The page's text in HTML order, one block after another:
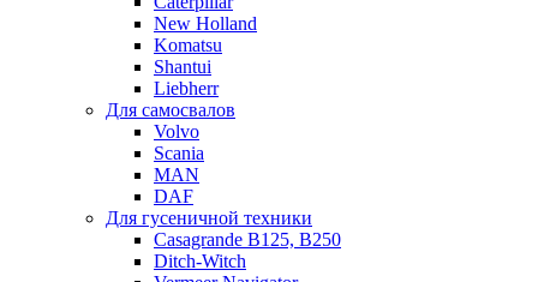
New Holland
Komatsu
Shantui
Liebherr
Для самосвалов
Volvo
Scania
MAN
DAF
Для гусеничной техники
Casagrande B125, B250
Ditch-Witch